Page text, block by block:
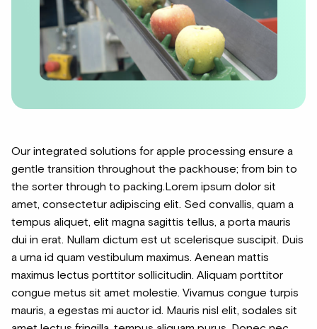
Our integrated solutions for apple processing ensure a
gentle transition throughout the packhouse; from bin to
the sorter through to packing.Lorem ipsum dolor sit
amet, consectetur adipiscing elit. Sed convallis, quam a
tempus aliquet, elit magna sagittis tellus, a porta mauris
dui in erat. Nullam dictum est ut scelerisque suscipit. Duis
a urna id quam vestibulum maximus. Aenean mattis
maximus lectus porttitor sollicitudin. Aliquam porttitor
congue metus sit amet molestie. Vivamus congue turpis
mauris, a egestas mi auctor id. Mauris nisl elit, sodales sit